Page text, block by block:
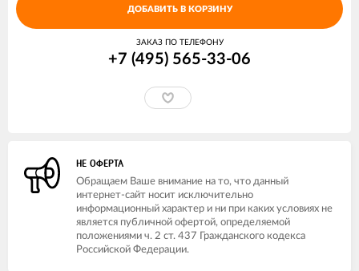
ДОБАВИТЬ В КОРЗИНУ
ЗАКАЗ ПО ТЕЛЕФОНУ
+7 (495) 565-33-06
НЕ ОФЕРТА
Обращаем Ваше внимание на то, что данный
интернет-сайт носит исключительно
информационный характер и ни при каких условиях не
является публичной офертой, определяемой
положениями ч. 2 ст. 437 Гражданского кодекса
Российской Федерации.